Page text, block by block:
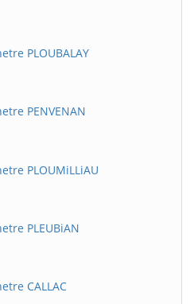
PLOUBALAY
PENVENAN
PLOUMiLLiAU
PLEUBiAN
CALLAC